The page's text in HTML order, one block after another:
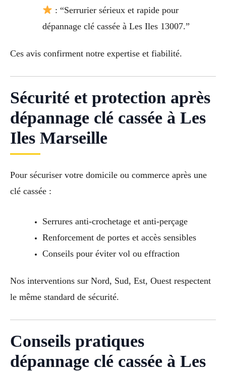
: “Serrurier sérieux et rapide pour
dépannage clé cassée à Les Iles 13007.”
Ces avis confirment notre expertise et fiabilité.
Sécurité et protection après
dépannage clé cassée à Les
Iles Marseille
Pour sécuriser votre domicile ou commerce après une
clé cassée :
Serrures anti-crochetage et anti-perçage
Renforcement de portes et accès sensibles
Conseils pour éviter vol ou effraction
Nos interventions sur Nord, Sud, Est, Ouest respectent
le même standard de sécurité.
Conseils pratiques
dépannage clé cassée à Les